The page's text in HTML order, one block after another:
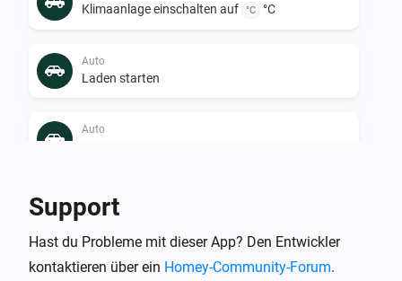
Klimaanlage einschalten auf °C °C
Auto
Laden starten
Auto
Laden stoppen
Support
Hast du Probleme mit dieser App? Den Entwickler
kontaktieren über ein Homey-Community-Forum.